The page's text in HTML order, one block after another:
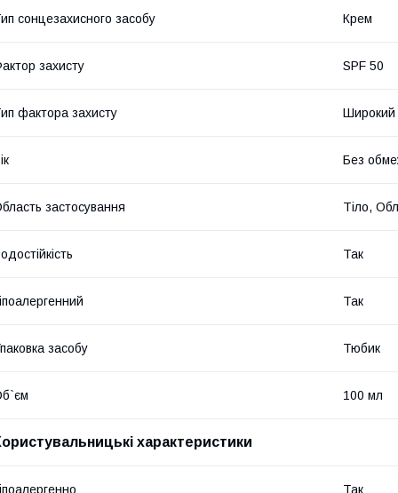
сонцезахисного засобу Крем
захисту SPF 50
фактора захисту Широкий
Без
застосування Тіло,
Так
Так
засобу Тюбик
100 мл
характеристики
Так